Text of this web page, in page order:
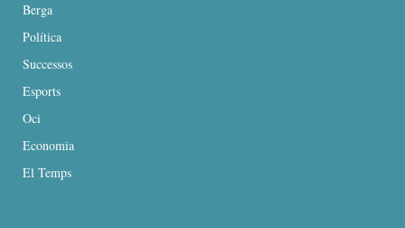
Berga
Política
Successos
Esports
Oci
Economia
El Temps